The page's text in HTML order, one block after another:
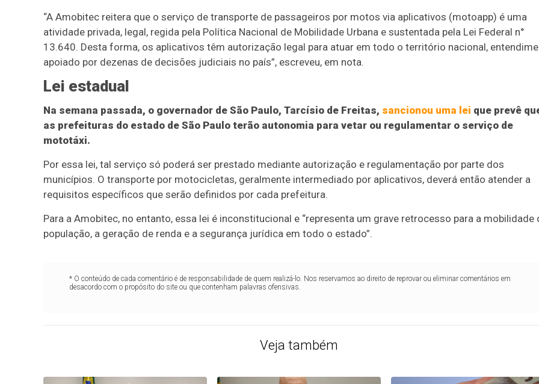
“A Amobitec reitera que o serviço de transporte de passageiros por motos via aplicativos (motoapp) é uma
atividade privada, legal, regida pela Política Nacional de Mobilidade Urbana e sustentada pela Lei Federal n°
13.640. Desta forma, os aplicativos têm autorização legal para atuar em todo o território nacional,
apoiado por dezenas de decisões judiciais no país”, escreveu, em nota.
Lei estadual
Na semana passada, o governador de São Paulo, Tarcísio de Freitas, sancionou uma lei que prevê
as prefeituras do estado de São Paulo terão autonomia para vetar ou regulamentar o serviço de
mototáxi.
Por essa lei, tal serviço só poderá ser prestado mediante autorização e regulamentação por parte dos
municípios. O transporte por motocicletas, geralmente intermediado por aplicativos, deverá então atender a
requisitos específicos que serão definidos por cada prefeitura.
Para a Amobitec, no entanto, essa lei é inconstitucional e “representa um grave retrocesso para a mobilidade
população, a geração de renda e a segurança jurídica em todo o estado”.
* O conteúdo de cada comentário é de responsabilidade de quem realizá-lo. Nos reservamos ao direito de reprovar ou eliminar comentários em
desacordo com o propósito do site ou que contenham palavras ofensivas.
Veja também